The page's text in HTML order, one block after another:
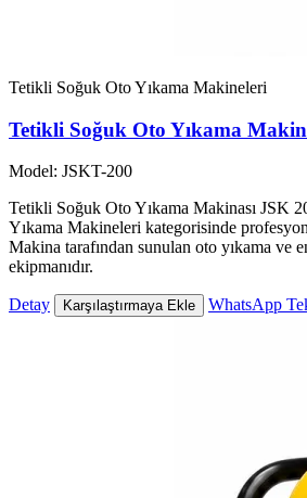
Tetikli Soğuk Oto Yıkama Makineleri
Tetikli Soğuk Oto Yıkama
Model: JSKT-200
Tetikli Soğuk Oto Yıkama Makinası JSK
Yıkama Makineleri kategorisinde
Makina tarafından sunulan oto yıkama ve
ekipmanıdır.
Detay Karşılaştırmaya Ekle WhatsApp